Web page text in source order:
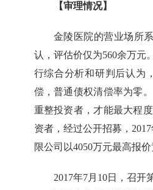
【审理情况】
金陵医院的营业场所
认，评估价仅为560余万元
行综合分析和研判后认为
偿，普通债权清偿率为零
重整投资者，才能最大程
资者，经过公开招募，
限公司以4050万元最高报
2017年7月10日，召